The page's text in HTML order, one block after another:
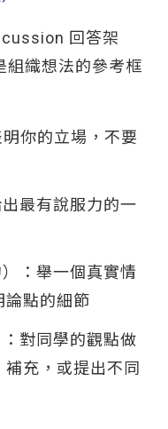
回答架
組織想法的參考框
明你的立場，不要
出最有說服力的一
）：舉一個真實情
論點的細節
：對同學的觀點做
充，或提出不同